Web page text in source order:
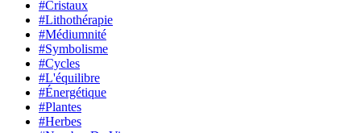
#Cristaux
#Lithothérapie
#Médiumnité
#Symbolisme
#Cycles
#L'équilibre
#Énergétique
#Plantes
#Herbes